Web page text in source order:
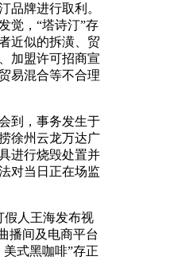
品牌进行取利。
觉，“塔诗汀”存
近似的拆潢、贸
加盟许可招商宣
易混合等不合理
，事务发生于
徐州云龙万达广
进行烧毁处置并
对当日正在场监
人王海发布视
播间及电商平台
美式黑咖啡”存正